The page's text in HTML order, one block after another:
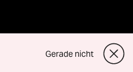
Gerade nicht